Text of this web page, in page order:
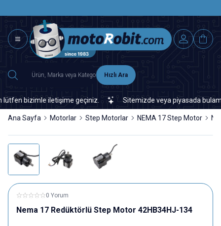
Hızlı Ara
bizimle iletişime geçiniz. Sitemizde veya piyasada
Ana Sayfa Motorlar Step Motorlar NEMA 17 Step Motor
0 Yorum
Nema 17 Redüktörlü Step Motor 42HB34HJ-134